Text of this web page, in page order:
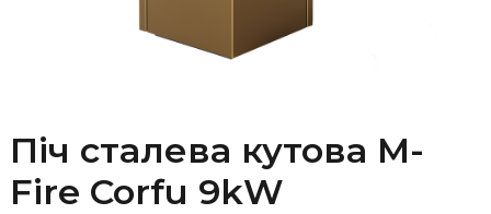
Піч сталева кутова M-
Fire Corfu 9kW